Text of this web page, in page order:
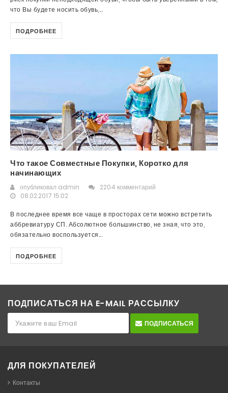
что Вы будете носить обувь,...
ПОДРОБНЕЕ
Что такое Совместные Покупки, Коротко для
начинающих
опубликовал admin
2204 комментарий
08.02.2017 15:02
В последнее время все чаще в просторах сети можно встретить
аббревиатуру СП. Абсолютное большинство, не зная, что это,
обязательно воспользуется...
ПОДРОБНЕЕ
ПОДПИСАТЬСЯ НА E-MAIL РАССЫЛКУ
ПОДПИСАТЬСЯ
ДЛЯ ПОКУПАТЕЛЕЙ
Контакты